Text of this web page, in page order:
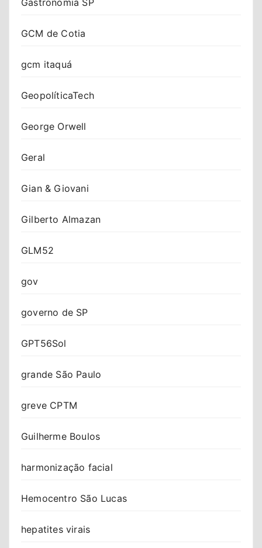
Gastronomia SP
GCM de Cotia
gcm itaquá
GeopolíticaTech
George Orwell
Geral
Gian & Giovani
Gilberto Almazan
GLM52
gov
governo de SP
GPT56Sol
grande São Paulo
greve CPTM
Guilherme Boulos
harmonização facial
Hemocentro São Lucas
hepatites virais